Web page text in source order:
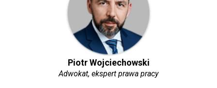
Piotr Wojciechowski
Adwokat, ekspert prawa pracy